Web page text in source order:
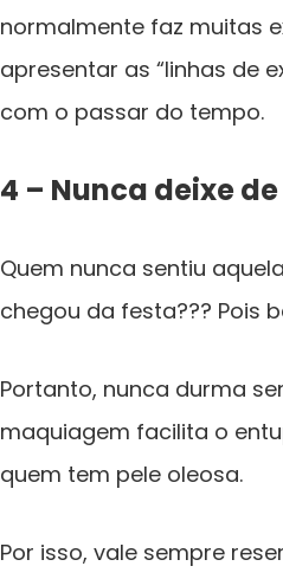
normalmente faz muitas
apresentar as “linhas de
com o passar do tempo.
4 – Nunca deixe
Quem nunca sentiu
chegou da festa??? Pois
Portanto, nunca durma
maquiagem facilita o
quem tem pele oleosa.
Por isso, vale sempre